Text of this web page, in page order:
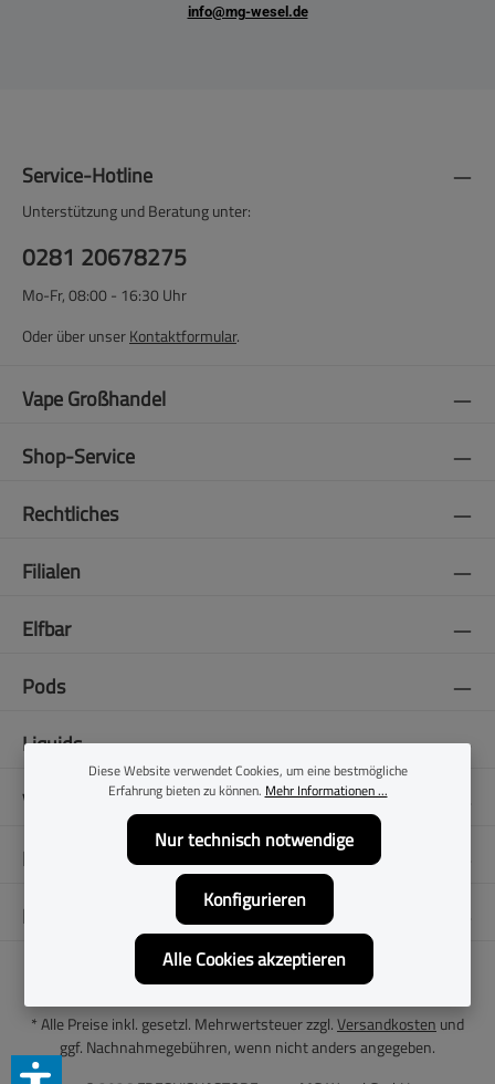
info@mg-wesel.de
Service-Hotline
Unterstützung und Beratung unter:
0281 20678275
Mo-Fr, 08:00 - 16:30 Uhr
Oder über unserKontaktformular.
Vape Großhandel
Shop-Service
Rechtliches
Filialen
Elfbar
Pods
Liquids
Vapes
E-Zigaretten
Folge uns
* Alle Preise inkl. gesetzl. Mehrwertsteuer zzgl.Versandkosten und
ggf. Nachnahmegebühren, wenn nicht anders angegeben.
Diese Website verwendet Cookies, um eine bestmögliche
Erfahrung bieten zu können. Mehr Informationen ...
Nur technisch notwendige
Konfigurieren
Alle Cookies akzeptieren